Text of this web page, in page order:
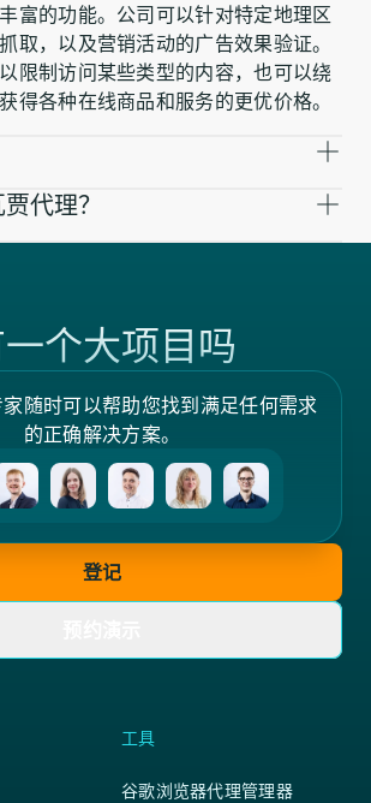
富的功能。公司可以针对特定地理区
取，以及营销活动的广告效果验证。
限制访问某些类型的内容，也可以绕
得各种在线商品和服务的更优价格。
代理？
个大项目吗
随时可以帮助您找到满足任何需求
的正确解决方案。
登记
工具
谷歌浏览器代理管理器